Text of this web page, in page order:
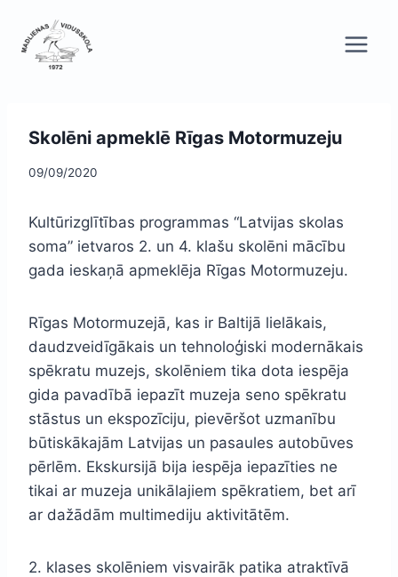
content
Skolēni apmeklē Rīgas Motormuzeju
09/09/2020
Kultūrizglītības programmas “Latvijas skolas
soma” ietvaros 2. un 4. klašu skolēni mācību
gada ieskaņā apmeklēja Rīgas Motormuzeju.
Rīgas Motormuzejā, kas ir Baltijā lielākais,
daudzveidīgākais un tehnoloģiski modernākais
spēkratu muzejs, skolēniem tika dota iespēja
gida pavadībā iepazīt muzeja seno spēkratu
stāstus un ekspozīciju, pievēršot uzmanību
būtiskākajām Latvijas un pasaules autobūves
pērlēm. Ekskursijā bija iespēja iepazīties ne
tikai ar muzeja unikālajiem spēkratiem, bet arī
ar dažādām multimediju aktivitātēm.
2. klases skolēniem visvairāk patika atraktīvā